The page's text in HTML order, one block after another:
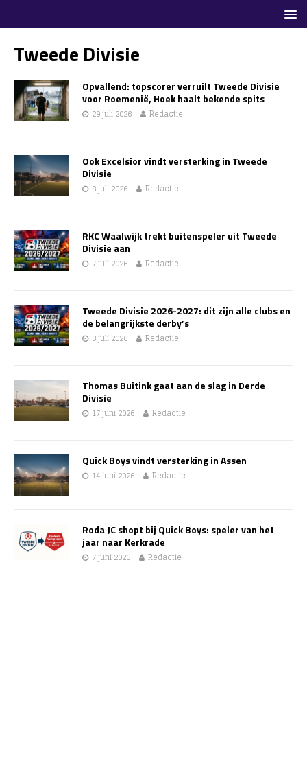
Tweede Divisie
Opvallend: topscorer verruilt Tweede Divisie
voor Roemenië, Hoek haalt bekende spits
29 juli 2026 Redactie
Ook Excelsior vindt versterking in Tweede
Divisie
8 juli 2026 Redactie
RKC Waalwijk trekt buitenspeler uit Tweede
Divisie aan
7 juli 2026 Redactie
Tweede Divisie 2026-2027: dit zijn alle clubs en
de belangrijkste derby’s
3 juli 2026 Redactie
Thomas Buitink gaat aan de slag in Derde
Divisie
17 juni 2026 Redactie
Quick Boys vindt versterking in Assen
14 juni 2026 Redactie
Roda JC shopt bij Quick Boys: speler van het
jaar naar Kerkrade
7 juni 2026 Redactie